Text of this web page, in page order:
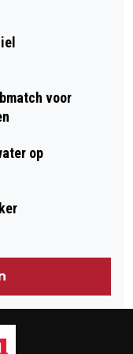
voor
op